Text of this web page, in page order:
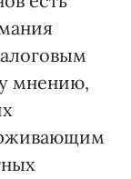
мнению,